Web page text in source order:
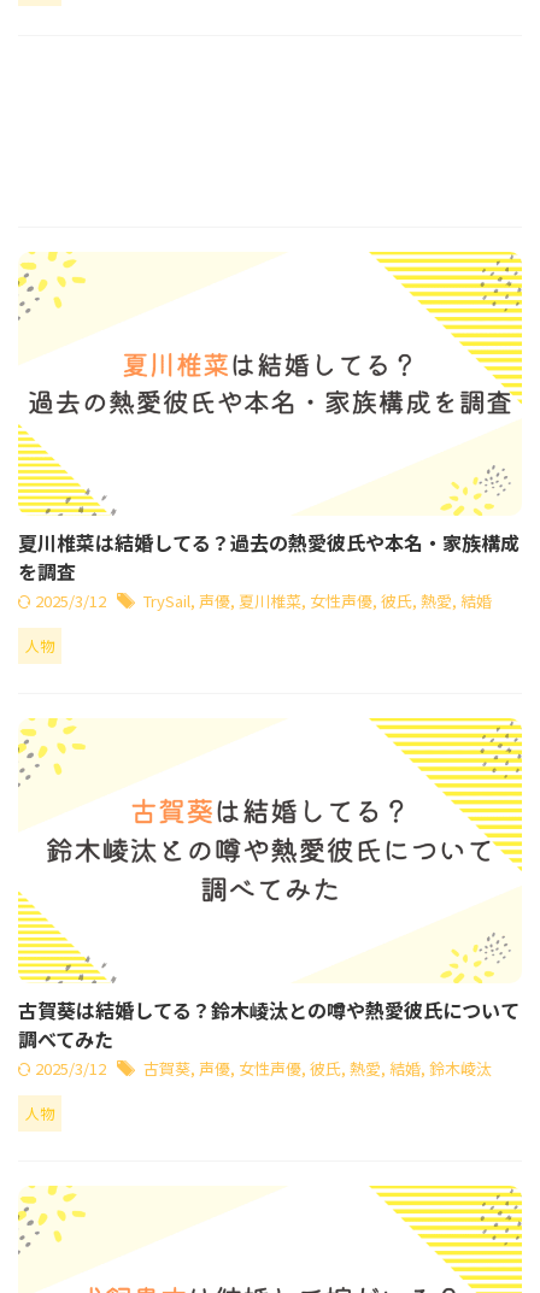
夏川椎菜は結婚してる？過去の熱愛彼氏や本名・家族構成
を調査
2025/3/12 TrySail, 声優, 夏川椎菜, 女性声優, 彼氏, 熱愛, 結婚
人物
古賀葵は結婚してる？鈴木崚汰との噂や熱愛彼氏について
調べてみた
2025/3/12 古賀葵, 声優, 女性声優, 彼氏, 熱愛, 結婚, 鈴木崚汰
人物